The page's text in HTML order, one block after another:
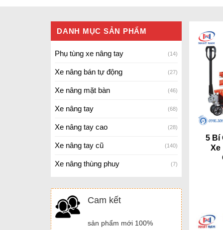
DANH MỤC SẢN PHẨM
Phụ tùng xe nâng tay (14)
Xe nâng bán tự động (27)
Xe nâng mặt bàn (46)
Xe nâng tay (68)
Xe nâng tay cao (28)
Xe nâng tay cũ (140)
Xe nâng thùng phuy (7)
Cam kết
sản phẩm mới 100%
5 Bí
Xe